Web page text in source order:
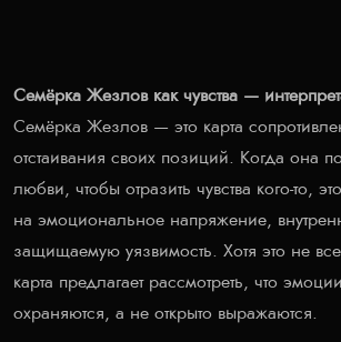
Семёрка Жезлов как чувства —
Семёрка Жезлов — это карта
отстаивания своих позиций. Когда она
любви, чтобы отразить чувства кого-то,
на эмоциональное напряжение,
защищаемую уязвимость. Хотя это не
карта предлагает рассмотреть, что
охраняются, а не открыто выражаются.